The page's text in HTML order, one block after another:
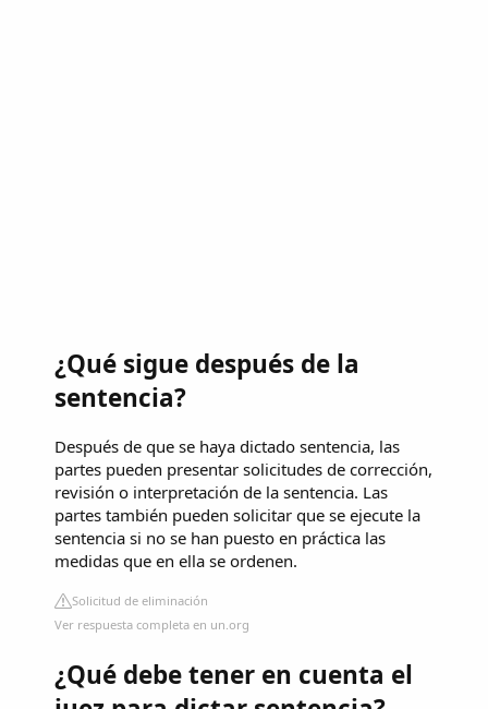
¿Qué sigue después de la
sentencia?
Después de que se haya dictado sentencia, las
partes pueden presentar solicitudes de corrección,
revisión o interpretación de la sentencia. Las
partes también pueden solicitar que se ejecute la
sentencia si no se han puesto en práctica las
medidas que en ella se ordenen.
Solicitud de eliminación
Ver respuesta completa en un.org
¿Qué debe tener en cuenta el